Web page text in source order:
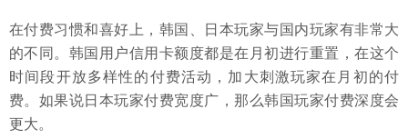
在付费习惯和喜好上，韩国、日本玩家与国内玩家有非常大
的不同。韩国用户信用卡额度都是在月初进行重置，在这个
时间段开放多样性的付费活动，加大刺激玩家在月初的付
费。如果说日本玩家付费宽度广，那么韩国玩家付费深度会
更大。